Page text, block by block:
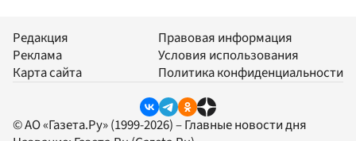
Редакция
Реклама
Карта сайта
Правовая информация
Условия использования
Политика конфиденциальности
© АО «Газета.Ру» (1999-2026) – Главные новости дня